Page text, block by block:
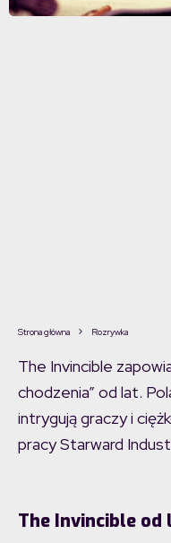
Strona główna Rozrywka
The Invincible
chodzenia” od lat.
intrygują graczy i
pracy Starward
The Invincible od